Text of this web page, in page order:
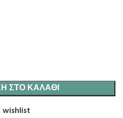
ΣΤΟ ΚΑΛΆΘΙ